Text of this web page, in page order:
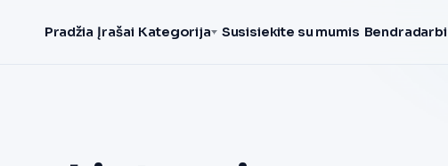
Pradžia Įrašai Kategorija Susisiekite su mumis